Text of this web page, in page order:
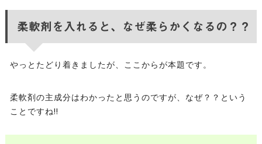
柔軟剤を入れると、なぜ柔らかくなるの？？
やっとたどり着きましたが、ここからが本題です。
柔軟剤の主成分はわかったと思うのですが、なぜ？？という
ことですね!!